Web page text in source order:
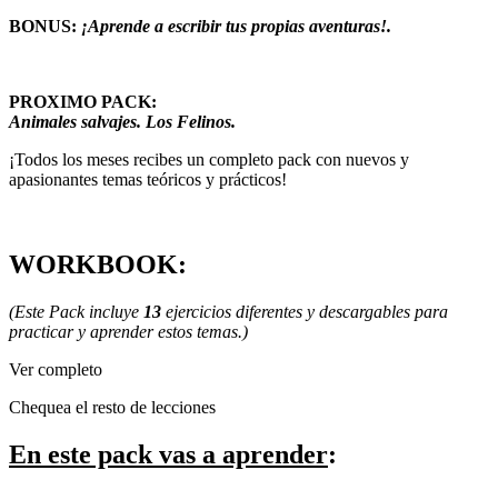
BONUS: ¡Aprende a escribir tus propias aventuras!.
PROXIMO PACK:
Animales salvajes. Los Felinos.
¡Todos los meses recibes un completo pack con nuevos y
apasionantes temas teóricos y prácticos!
WORKBOOK:
(Este Pack incluye 13 ejercicios diferentes y descargables para
practicar y aprender estos temas.)
Ver completo
Chequea el resto de lecciones
En este pack vas a aprender: